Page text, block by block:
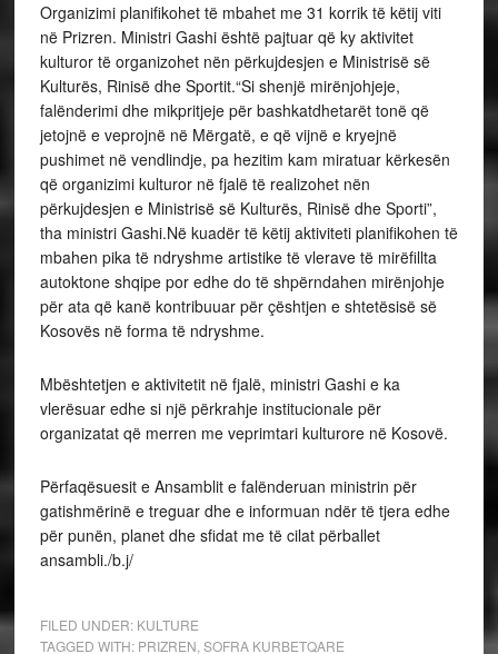
Organizimi planifikohet të mbahet me 31 korrik të këtij viti
në Prizren. Ministri Gashi është pajtuar që ky aktivitet
kulturor të organizohet nën përkujdesjen e Ministrisë së
Kulturës, Rinisë dhe Sportit.“Si shenjë mirënjohjeje,
falënderimi dhe mikpritjeje për bashkatdhetarët tonë që
jetojnë e veprojnë në Mërgatë, e që vijnë e kryejnë
pushimet në vendlindje, pa hezitim kam miratuar kërkesën
që organizimi kulturor në fjalë të realizohet nën
përkujdesjen e Ministrisë së Kulturës, Rinisë dhe Sporti”,
tha ministri Gashi.Në kuadër të këtij aktiviteti planifikohen të
mbahen pika të ndryshme artistike të vlerave të mirëfillta
autoktone shqipe por edhe do të shpërndahen mirënjohje
për ata që kanë kontribuuar për çështjen e shtetësisë së
Kosovës në forma të ndryshme.
Mbështetjen e aktivitetit në fjalë, ministri Gashi e ka
vlerësuar edhe si një përkrahje institucionale për
organizatat që merren me veprimtari kulturore në Kosovë.
Përfaqësuesit e Ansamblit e falënderuan ministrin për
gatishmërinë e treguar dhe e informuan ndër të tjera edhe
për punën, planet dhe sfidat me të cilat përballet
ansambli./b.j/
FILED UNDER: KULTURE
TAGGED WITH: PRIZREN SOFRA KURBETQARE